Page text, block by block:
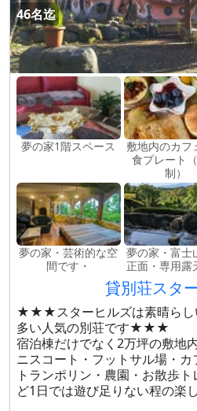
46名迄
夢の家1階スペース
敷地内のカフ
食プレート
制）
夢の家・芸術的な空
間です・
夢の家・富士
正面・専用露
貸別荘スタ
★★★スターヒルズは素晴らし
多い人気の別荘です★★★
宿泊棟だけでなく2万坪の敷地
ニスコート・フットサル場・
トランポリン・農園・お散歩
ど1日では遊び足りない程の楽